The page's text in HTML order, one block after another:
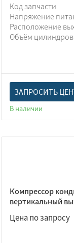
Код запчасти
Напряжение
Расположение
Объём цилиндров
ЗАПРОСИТЬ
В наличии
Компрессор
вертикальный
Цена по запросу